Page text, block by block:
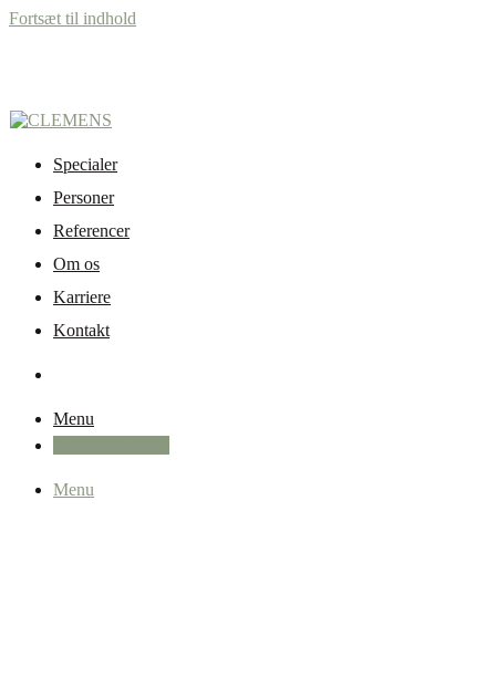
Fortsæt til indhold
Specialer
Personer
Referencer
Om os
Karriere
Kontakt
Menu
Menu